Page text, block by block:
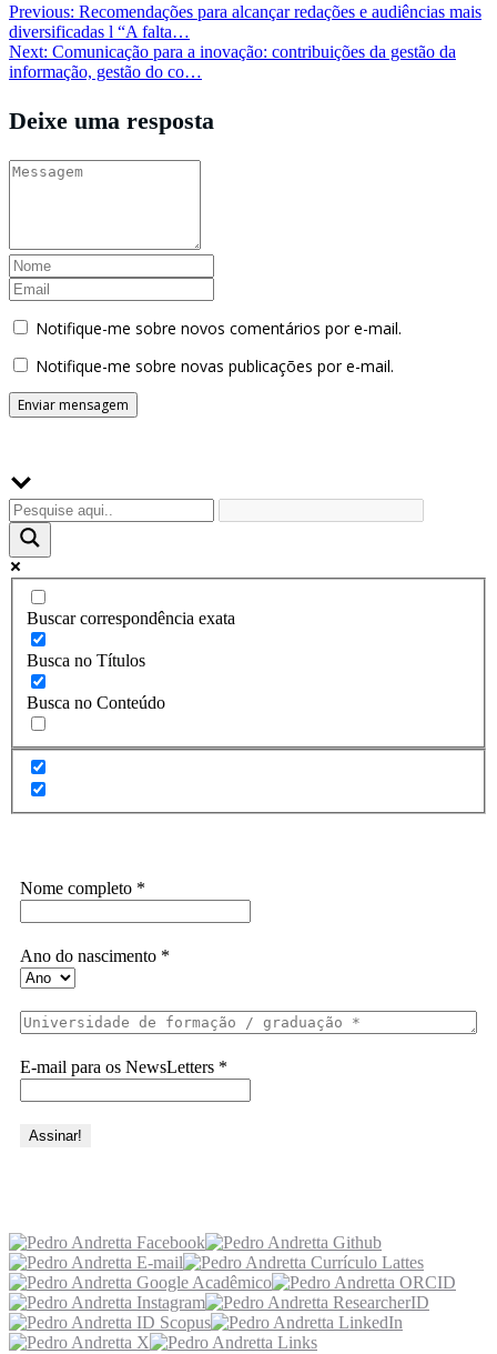
Navegação
de
Post
Previous: Recomendações para alcançar redações e audiências mais
diversificadas l “A falta…
Next: Comunicação para a inovação: contribuições da gestão da
informação, gestão do co…
Deixe uma resposta
Notifique-me sobre novos comentários por e-mail.
Notifique-me sobre novas publicações por e-mail.
Buscar correspondência exata
Busca no Títulos
Busca no Conteúdo
Nome completo *
Ano do nascimento *
E-mail para os NewsLetters *